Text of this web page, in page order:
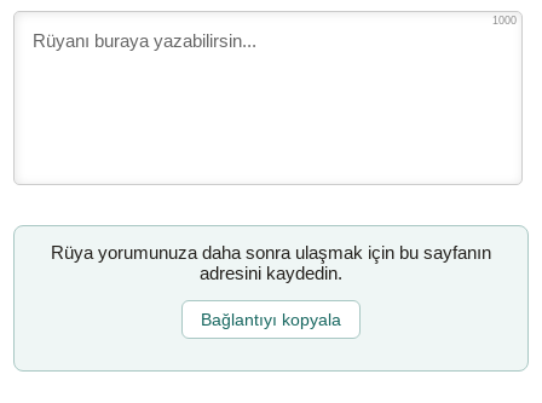
1000
Rüya yorumunuza daha sonra ulaşmak için bu sayfanın
adresini kaydedin.
Bağlantıyı kopyala